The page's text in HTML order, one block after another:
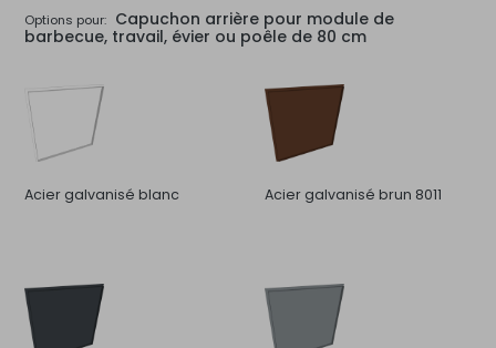
Options pour: Capuchon arrière pour module de
barbecue, travail, évier ou poêle de 80 cm
Acier galvanisé blanc Acier galvanisé brun 8011